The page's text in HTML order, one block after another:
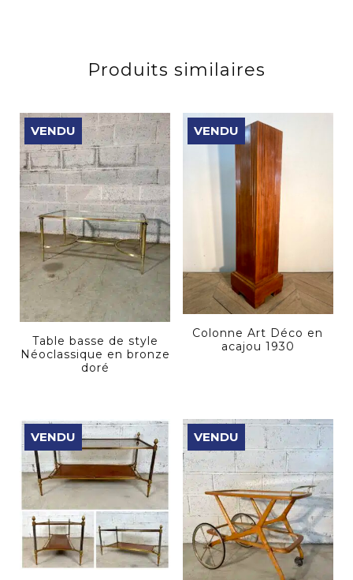
Produits similaires
VENDU
Table basse de style
Néoclassique en bronze
doré
VENDU
Colonne Art Déco en
acajou 1930
VENDU VENDU